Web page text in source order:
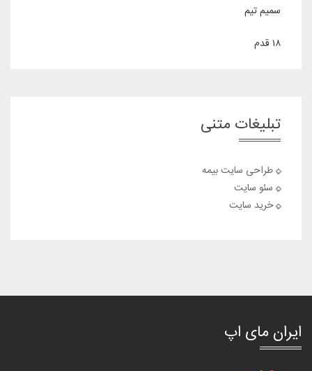
سمیم تیم
۱۸ قدم
تبلیغات متنی
طراحی سایت بیمه
سئو سایت
خرید سایت
ایران مای اپ